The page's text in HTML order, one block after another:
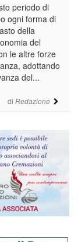
di Redazione
periodo di
ogni forma di
della
del
le altre forze
adottando
del...